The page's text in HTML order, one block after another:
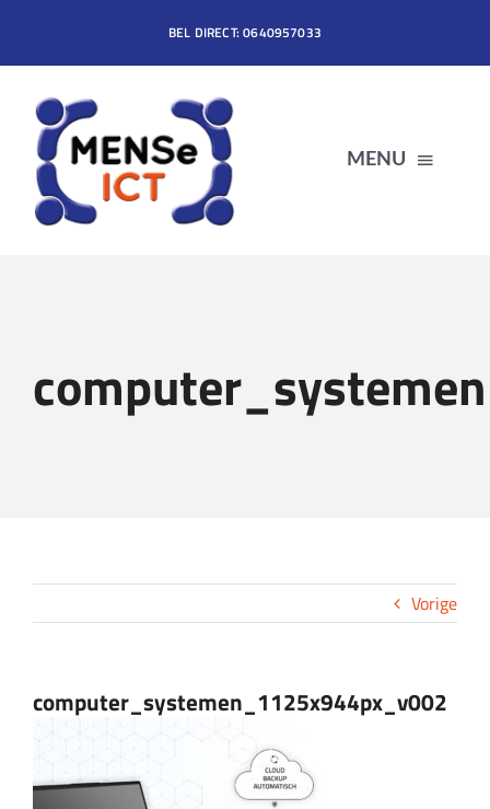
BEL DIRECT: 0640957033
MENU
PRODUCTEN
Vorige
computer_systemen_1125x944px_v002